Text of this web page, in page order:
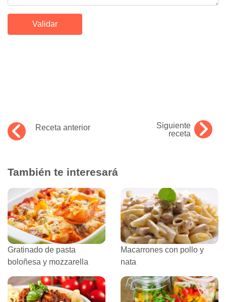
Receta anterior
Siguiente
receta
También te interesará
Gratinado de pasta
boloñesa y mozzarella
Macarrones con pollo y
nata